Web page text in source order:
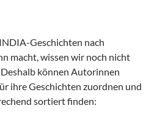
Geschichten nach
macht, wissen wir noch nicht
können Autorinnen
ihre Geschichten zuordnen und
sortiert finden: